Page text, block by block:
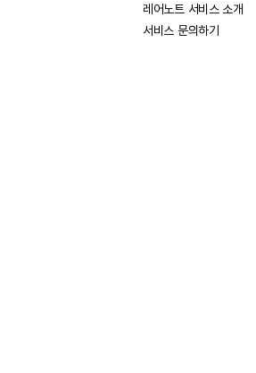
레어노트 서비스 소개
서비스 문의하기